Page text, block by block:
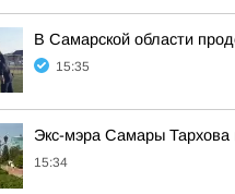
В Самарской области
15:35
Экс-мэра Самары
15:34